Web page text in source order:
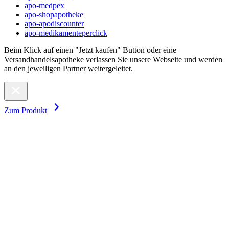
apo-medpex
apo-shopapotheke
apo-apodiscounter
apo-medikamenteperclick
Beim Klick auf einen "Jetzt kaufen" Button oder eine
Versandhandelsapotheke verlassen Sie unsere Webseite und werden
an den jeweiligen Partner weitergeleitet.
Zum Produkt